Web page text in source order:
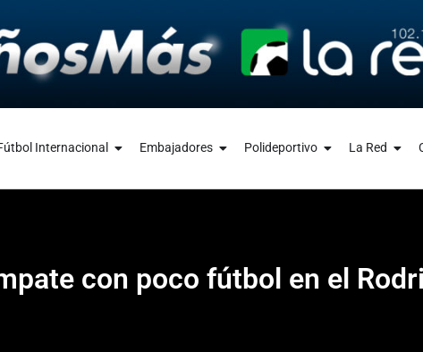
Internacional Embajadores Polideportivo La Red
con poco fútbol en el